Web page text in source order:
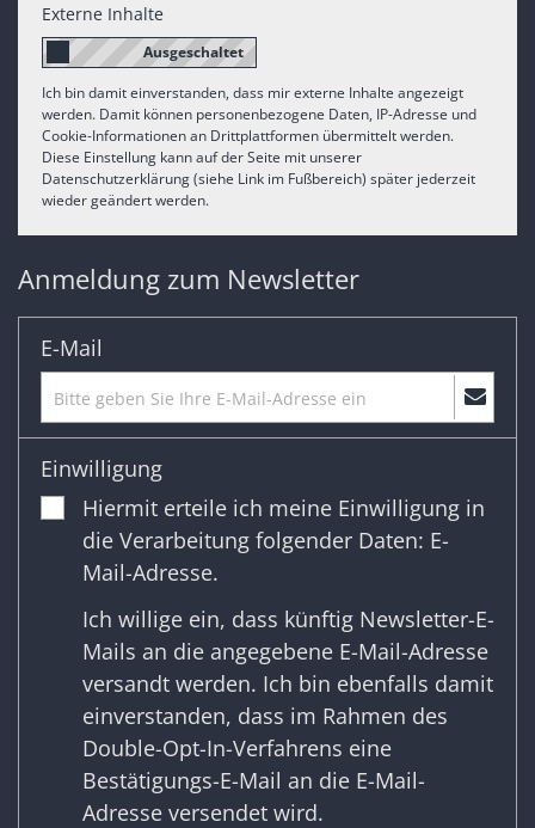
Externe Inhalte
Ich bin damit einverstanden, dass mir externe Inhalte angezeigt
werden. Damit können personenbezogene Daten, IP-Adresse und
Cookie-Informationen an Drittplattformen übermittelt werden.
Diese Einstellung kann auf der Seite mit unserer
Datenschutzerklärung (siehe Link im Fußbereich) später jederzeit
wieder geändert werden.
Anmeldung zum Newsletter
E-Mail
Einwilligung
Hiermit erteile ich meine Einwilligung in
die Verarbeitung folgender Daten: E-
Mail-Adresse.
Ich willige ein, dass künftig Newsletter-E-
Mails an die angegebene E-Mail-Adresse
versandt werden. Ich bin ebenfalls damit
einverstanden, dass im Rahmen des
Double-Opt-In-Verfahrens eine
Bestätigungs-E-Mail an die E-Mail-
Adresse versendet wird.